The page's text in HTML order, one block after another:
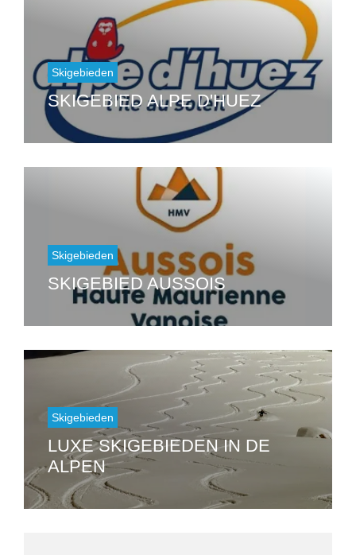
Skigebieden
SKIGEBIED ALPE D'HUEZ
Skigebieden
SKIGEBIED AUSSOIS
Skigebieden
LUXE SKIGEBIEDEN IN DE
ALPEN